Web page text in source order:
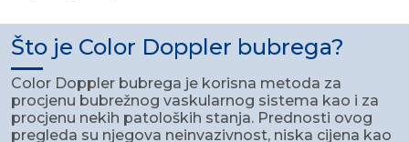
Što je Color Doppler bubrega?
Color Doppler bubrega je korisna metoda za
procjenu bubrežnog vaskularnog sistema kao i za
procjenu nekih patoloških stanja. Prednosti ovog
pregleda su njegova neinvazivnost, niska cijena kao